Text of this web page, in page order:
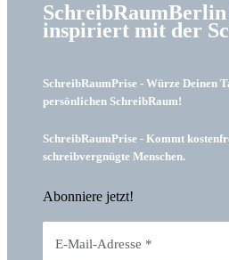
inspiriert mit der
SchreibRaumPrise - Würze Deinen
persönlichen SchreibRaum!
SchreibRaumPrise - Kommt
schreibvergnügte Menschen.
Abonniere jetzt!